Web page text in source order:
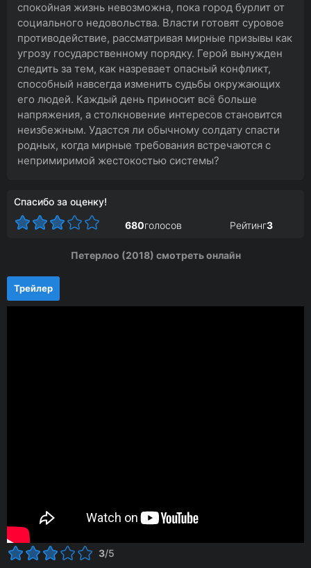
спокойная жизнь невозможна, пока город бурлит от
социального недовольства. Власти готовят суровое
противодействие, рассматривая мирные призывы как
угрозу государственному порядку. Герой вынужден
следить за тем, как назревает опасный конфликт,
способный навсегда изменить судьбы окружающих
его людей. Каждый день приносит всё больше
напряжения, а столкновение интересов становится
неизбежным. Удастся ли обычному солдату спасти
родных, когда мирные требования встречаются с
непримиримой жестокостью системы?
Спасибо за оценку!
680голосов Рейтинг3
Петерлоо (2018) смотреть онлайн
Трейлер
3/5